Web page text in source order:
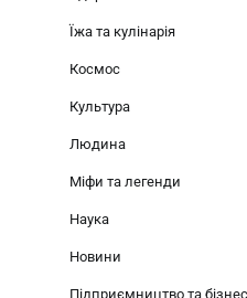
Їжа та кулінарія
Космос
Культура
Людина
Міфи та легенди
Наука
Новини
Підприємництво та бізнес